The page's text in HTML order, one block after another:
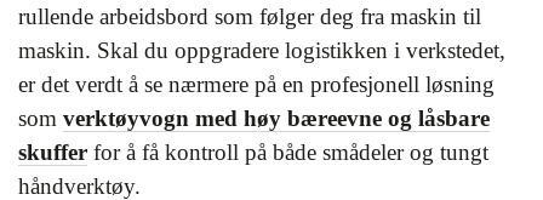
rullende arbeidsbord som følger deg fra maskin til
maskin. Skal du oppgradere logistikken i verkstedet,
er det verdt å se nærmere på en profesjonell løsning
som verktøyvogn med høy bæreevne og låsbare
skuffer for å få kontroll på både smådeler og tungt
håndverktøy.